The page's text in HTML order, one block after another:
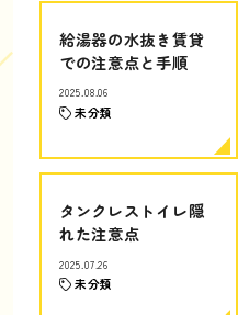
給湯器の水抜き賃貸
での注意点と手順
2025.08.06
未分類
タンクレストイレ隠
れた注意点
2025.07.26
未分類